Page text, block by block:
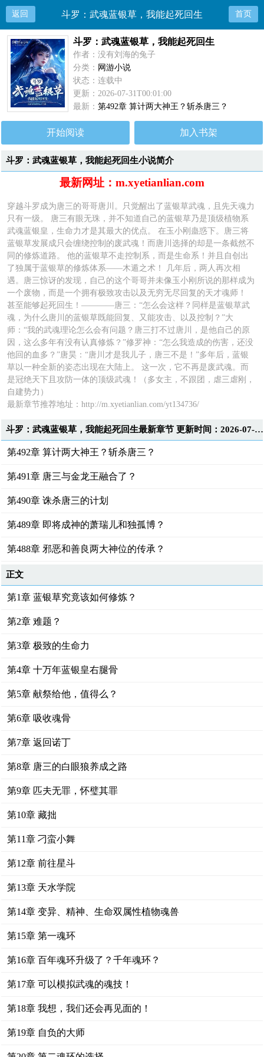
返回 斗罗：武魂蓝银草，我能起死回生 首页
斗罗：武魂蓝银草，我能起死回生
作者：没有刘海的兔子
分类： 网游小说
状态：连载中
更新：2026-07-31T00:01:00
最新：第492章 算计两大神王？斩杀唐三？
开始阅读 加入书架
斗罗：武魂蓝银草，我能起死回生小说简介
最新网址：m.xyetianlian.com
穿越斗罗成为唐三的哥哥唐川。只觉醒出了蓝银草武魂，且先天魂力
只有一级。 唐三有眼无珠，并不知道自己的蓝银草乃是顶级植物系
武魂蓝银皇，生命力才是其最大的优点。 在玉小刚蛊惑下。唐三将
蓝银草发展成只会缠绕控制的废武魂！而唐川选择的却是一条截然不
同的修炼道路。 他的蓝银草不走控制系，而是生命系！并且自创出
了独属于蓝银草的修炼体系——木遁之术！ 几年后，两人再次相
遇。唐三惊讶的发现，自己的这个哥哥并未像玉小刚所说的那样成为
一个废物，而是一个拥有极致攻击以及无穷无尽回复的天才魂师！
甚至能够起死回生！————唐三：“怎么会这样？同样是蓝银草武
魂，为什么唐川的蓝银草既能回复、又能攻击、以及控制？”大
师：“我的武魂理论怎么会有问题？唐三打不过唐川，是他自己的原
因，这么多年有没有认真修炼？”修罗神：“怎么我造成的伤害，还没
他回的血多？”唐昊：“唐川才是我儿子，唐三不是！”多年后，蓝银
草以一种全新的姿态出现在大陆上。 这一次，它不再是废武魂。而
是冠绝天下且攻防一体的顶级武魂！（多女主，不跟团，虐三虐刚，
自建势力）
最新章节推荐地址：http://m.xyetianlian.com/yt134736/
斗罗：武魂蓝银草，我能起死回生最新章节 更新时间：2026-07-31T00:01:00
第492章 算计两大神王？斩杀唐三？
第491章 唐三与金龙王融合了？
第490章 诛杀唐三的计划
第489章 即将成神的萧瑞儿和独孤博？
第488章 邪恶和善良两大神位的传承？
正文
第1章 蓝银草究竟该如何修炼？
第2章 难题？
第3章 极致的生命力
第4章 十万年蓝银皇右腿骨
第5章 献祭给他，值得么？
第6章 吸收魂骨
第7章 返回诺丁
第8章 唐三的白眼狼养成之路
第9章 匹夫无罪，怀璧其罪
第10章 藏拙
第11章 刁蛮小舞
第12章 前往星斗
第13章 天水学院
第14章 变异、精神、生命双属性植物魂兽
第15章 第一魂环
第16章 百年魂环升级了？千年魂环？
第17章 可以模拟武魂的魂技！
第18章 我想，我们还会再见面的！
第19章 自负的大师